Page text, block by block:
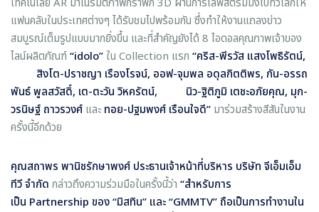
เทคโนโลยี AR มาเนรมิตภาพกราฟิก 3D ผ่านการไลฟ์สตรีมมิ่งไปทั่วโลกให้
แฟนคลับในประเทศต่างๆ ได้รับชมไปพร้อมกัน ซึ่งทำให้งานแถลงข่าว
สมบูรณ์เต็มรูปแบบมากยิ่งขึ้น และที่สำคัญยังได้ 8 ไอดอลคุณภาพเจ้าของ
ไลน์ผลิตภัณฑ์“idolo”ใน Collection แรก “คริส-พีรวัส แสงโพธิรัตน์,
สิงโต-ปราชญา เรืองโรจน์, ออฟ-จุมพล อดุลกิตติพร, กัน-อรรถ
พันธ์ พูลสวัสดิ์, เต-ตะวัน วิหครัตน์, นิว-ฐิติภูมิ เตชะอภัยคุณ, มุก-
วรนิษฐ์ ถาวรวงศ์ และ ทอย-ปฐมพงศ์ เรือนใจดี” มาร่วมสร้างสีสันในงาน
ครั้งนี้อีกด้วย
คุณสถาพร พานิชรักษาพงศ์ ประธานเจ้าหน้าที่บริหาร บริษัท จีเอ็มเอ็ม
ทีวี จำกัด กล่าวถึงความร่วมมือในครั้งนี้ว่า “สำหรับการ
เป็น Partnership ของ “มิสทิน” และ “GMMTV” ถือเป็นการทำงานใน